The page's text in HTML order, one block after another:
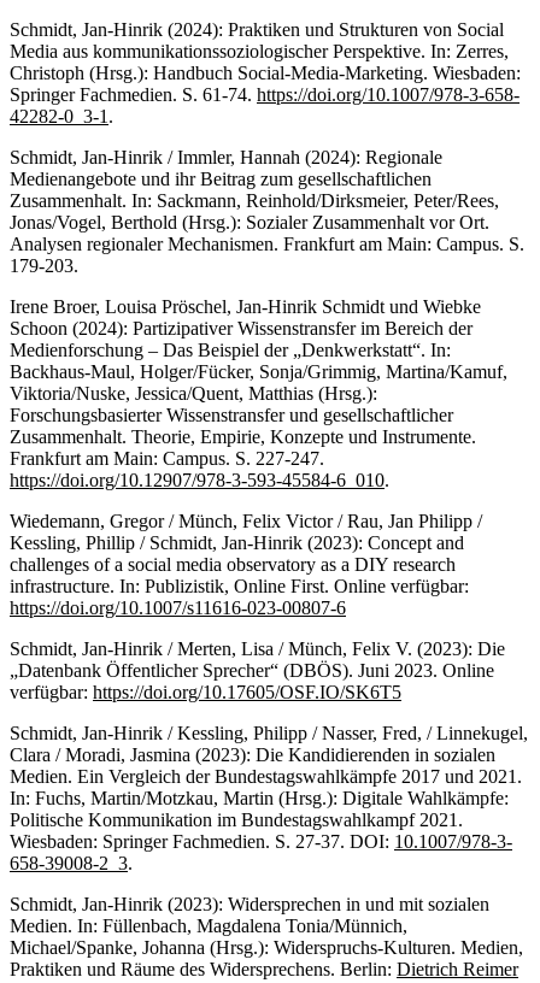
Schmidt, Jan-Hinrik (2024): Praktiken und Strukturen von Social
Media aus kommunikationssoziologischer Perspektive. In: Zerres,
Christoph (Hrsg.): Handbuch Social-Media-Marketing. Wiesbaden:
Springer Fachmedien. S. 61-74. https://doi.org/10.1007/978-3-658-
42282-0_3-1 .
Schmidt, Jan-Hinrik / Immler, Hannah (2024): Regionale
Medienangebote und ihr Beitrag zum gesellschaftlichen
Zusammenhalt. In: Sackmann, Reinhold/Dirksmeier, Peter/Rees,
Jonas/Vogel, Berthold (Hrsg.): Sozialer Zusammenhalt vor Ort.
Analysen regionaler Mechanismen. Frankfurt am Main: Campus. S.
179-203.
Irene Broer, Louisa Pröschel, Jan-Hinrik Schmidt und Wiebke
Schoon (2024): Partizipativer Wissenstransfer im Bereich der
Medienforschung – Das Beispiel der „Denkwerkstatt“. In:
Backhaus-Maul, Holger/Fücker, Sonja/Grimmig, Martina/Kamuf,
Viktoria/Nuske, Jessica/Quent, Matthias (Hrsg.):
Forschungsbasierter Wissenstransfer und gesellschaftlicher
Zusammenhalt. Theorie, Empirie, Konzepte und Instrumente.
Frankfurt am Main: Campus. S. 227-247.
https://doi.org/10.12907/978-3-593-45584-6_010.
Wiedemann, Gregor / Münch, Felix Victor / Rau, Jan Philipp /
Kessling, Phillip / Schmidt, Jan-Hinrik (2023): Concept and
challenges of a social media observatory as a DIY research
infrastructure. In: Publizistik, Online First. Online verfügbar:
https://doi.org/10.1007/s11616-023-00807-6
Schmidt, Jan-Hinrik / Merten, Lisa / Münch, Felix V. (2023): Die
„Datenbank Öffentlicher Sprecher“ (DBÖS). Juni 2023. Online
verfügbar: https://doi.org/10.17605/OSF.IO/SK6T5
Schmidt, Jan-Hinrik / Kessling, Philipp / Nasser, Fred, / Linnekugel,
Clara / Moradi, Jasmina (2023): Die Kandidierenden in sozialen
Medien. Ein Vergleich der Bundestagswahlkämpfe 2017 und 2021.
In: Fuchs, Martin/Motzkau, Martin (Hrsg.): Digitale Wahlkämpfe:
Politische Kommunikation im Bundestagswahlkampf 2021.
Wiesbaden: Springer Fachmedien. S. 27-37. DOI: 10.1007/978-3-
658-39008-2_3.
Schmidt, Jan-Hinrik (2023): Widersprechen in und mit sozialen
Medien. In: Füllenbach, Magdalena Tonia/Münnich,
Michael/Spanke, Johanna (Hrsg.): Widerspruchs-Kulturen. Medien,
Praktiken und Räume des Widersprechens. Berlin: Dietrich Reimer